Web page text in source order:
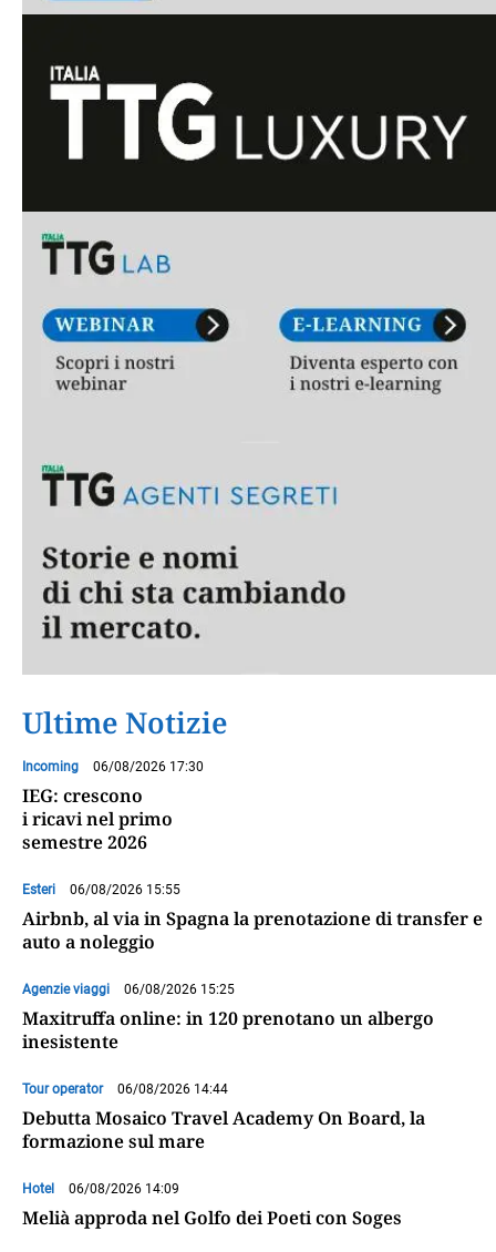
Ultime Notizie
Incoming 06/08/2026 17:30
IEG: crescono
i ricavi nel primo
semestre 2026
Esteri 06/08/2026 15:55
Airbnb, al via in Spagna la prenotazione di transfer e
auto a noleggio
Agenzie viaggi 06/08/2026 15:25
Maxitruffa online: in 120 prenotano un albergo
inesistente
Tour operator 06/08/2026 14:44
Debutta Mosaico Travel Academy On Board, la
formazione sul mare
Hotel 06/08/2026 14:09
Melià approda nel Golfo dei Poeti con Soges